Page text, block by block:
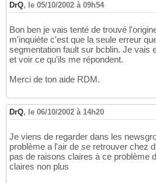
DrQ, le 05/10/2002 à 09h54
Bon ben je vais tenté de trouvé
m'inquiète c'est que la seule erreur
segmentation fault sur bcblin. Je vais
et voir ce qu'ils me répondent.
Merci de ton aide RDM.
DrQ, le 06/10/2002 à 14h20
Je viens de regarder dans les
problème a l'air de se retrouver chez
pas de raisons claires à ce problème
claires non plus